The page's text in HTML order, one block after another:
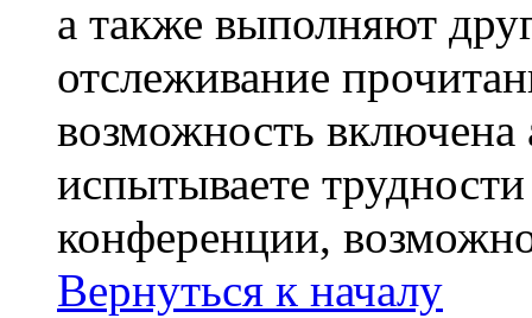
а также выполняют
отслеживание
возможность
испытываете
конференции,
Вернуться к началу